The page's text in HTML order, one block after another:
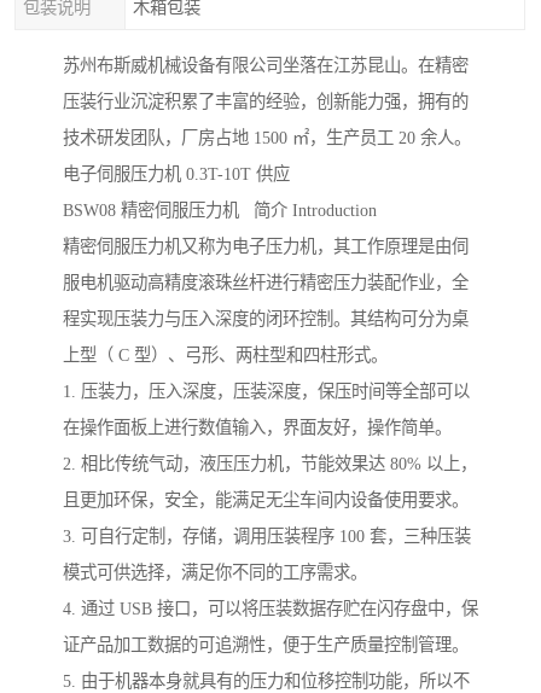
包装说明 木箱包装
苏州布斯威机械设备有限公司坐落在江苏昆山。在精密
压装行业沉淀积累了丰富的经验，创新能力强，拥有的
技术研发团队，厂房占地 1500 ㎡，生产员工 20 余人。
电子伺服压力机 0.3T-10T 供应
BSW08 精密伺服压力机 简介 Introduction
精密伺服压力机又称为电子压力机，其工作原理是由伺
服电机驱动高精度滚珠丝杆进行精密压力装配作业，全
程实现压装力与压入深度的闭环控制。其结构可分为桌
上型（ C 型）、弓形、两柱型和四柱形式。
1. 压装力，压入深度，压装深度，保压时间等全部可以
在操作面板上进行数值输入，界面友好，操作简单。
2. 相比传统气动，液压压力机，节能效果达 80% 以上，
且更加环保，安全，能满足无尘车间内设备使用要求。
3. 可自行定制，存储，调用压装程序 100 套，三种压装
模式可供选择，满足你不同的工序需求。
4. 通过 USB 接口，可以将压装数据存贮在闪存盘中，保
证产品加工数据的可追溯性，便于生产质量控制管理。
5. 由于机器本身就具有的压力和位移控制功能，所以不